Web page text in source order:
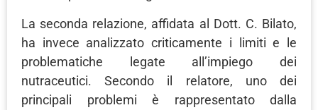
La seconda relazione, affidata al Dott. C. Bilato,
ha invece analizzato criticamente i limiti e le
problematiche legate all’impiego dei
nutraceutici. Secondo il relatore, uno dei
principali problemi è rappresentato dalla